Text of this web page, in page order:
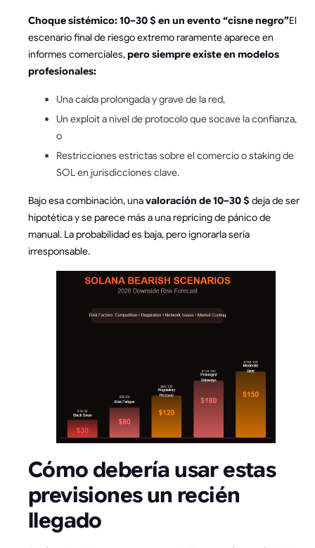
Choque sistémico: 10–30 $ en un evento “cisne negro”El
escenario final de riesgo extremo raramente aparece en
informes comerciales,pero siempre existe en modelos
profesionales:
Una caída prolongada y grave de la red,
Un exploit a nivel de protocolo que socave la confianza,
o
Restricciones estrictas sobre el comercio o staking de
SOL en jurisdicciones clave.
Bajo esa combinación, unavaloración de 10–30 $ deja de ser
hipotética y se parece más a una repricing de pánico de
manual. La probabilidad es baja, pero ignorarla sería
irresponsable.
Cómo debería usar estas
previsiones un recién
llegado